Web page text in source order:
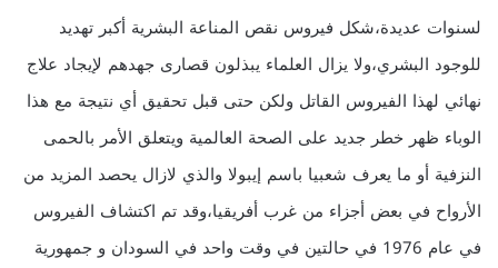
لسنوات عديدة،شكل فيروس نقص المناعة البشرية أكبر تهديد
للوجود البشري،ولا يزال العلماء يبذلون قصارى جهدهم لإيجاد علاج
نهائي لهذا الفيروس القاتل ولكن حتى قبل تحقيق أي نتيجة مع هذا
الوباء ظهر خطر جديد على الصحة العالمية ويتعلق الأمر بالحمى
النزفية أو ما يعرف شعبيا باسم إيبولا والذي لازال يحصد المزيد من
الأرواح في بعض أجزاء من غرب أفريقيا،وقد تم اكتشاف الفيروس
في عام 1976 في حالتين في وقت واحد في السودان و جمهورية